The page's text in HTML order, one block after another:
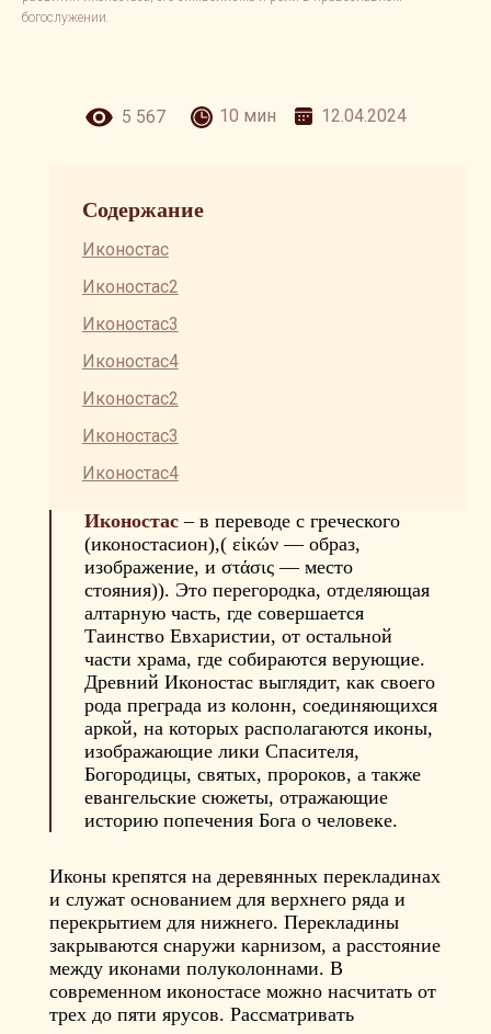
РОЛИ В
богослужении.
5 567 10 мин 12.04.2024
Иконостас– в переводе с греческого
(иконостасион),( εἰκών — образ,
изображение, и στάσις — место
стояния)). Это перегородка, отделяющая
алтарную часть, где совершается
Таинство Евхаристии, от остальной
части храма, где собираются верующие.
Древний Иконостас выглядит, как своего
рода преграда из колонн, соединяющихся
аркой, на которых располагаются иконы,
изображающие лики Спасителя,
Богородицы, святых, пророков, а также
евангельские сюжеты, отражающие
историю попечения Бога о человеке.
Иконы крепятся на деревянных перекладинах
и служат основанием для верхнего ряда и
перекрытием для нижнего. Перекладины
закрываются снаружи карнизом, а расстояние
между иконами полуколоннами. В
современном иконостасе можно насчитать от
трех до пяти ярусов. Рассматривать
Содержание
Иконостас
Иконостас2
Иконостас3
Иконостас4
Иконостас2
Иконостас3
Иконостас4